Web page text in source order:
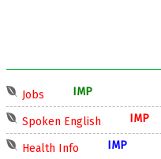
Jobs
Spoken English
Health Info